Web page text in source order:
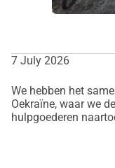
7 July 2026
We hebben het
Oekraïne, waar we
hulpgoederen